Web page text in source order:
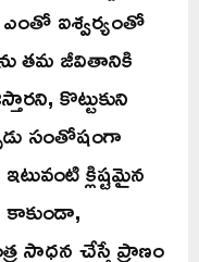
ఎంతో ఐశ్వర్యంతో
తమ జీవితానికి
కొట్టుకుని
సంతోషంగా
క్లిష్టమైన
కాకుండా,
సాధన చేస్తే ప్రాణం